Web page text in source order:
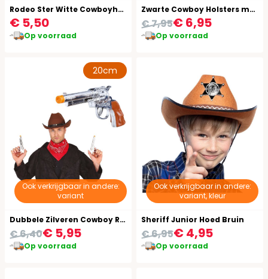
Rodeo Ster Witte Cowboyhoed
€ 5,50
Op voorraad
Zwarte Cowboy Holsters met Revolvers en Sheriff Ster
€ 6,95
€ 7,95
Op voorraad
Ook verkrijgbaar in andere:
variant
20cm
Dubbele Zilveren Cowboy Revolvers 20cm
€ 5,95
€ 6,40
Op voorraad
Ook verkrijgbaar in andere:
variant, kleur
Sheriff Junior Hoed Bruin
€ 4,95
€ 6,95
Op voorraad